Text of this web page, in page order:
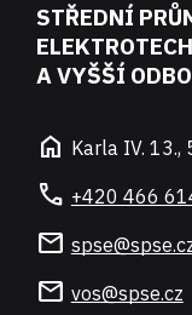
STŘEDNÍ
A VYŠŠÍ
home Karla IV. 13.,
call +420 466
mail
mail vos@spse.cz